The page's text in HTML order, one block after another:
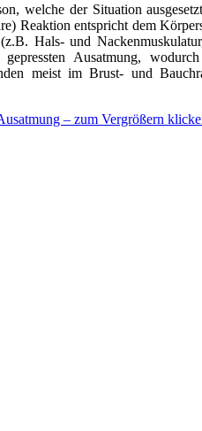
welche der Situation
Reaktion entspricht dem
Hals- und
Ausatmung,
meist im Brust- und
– zum Vergrößern